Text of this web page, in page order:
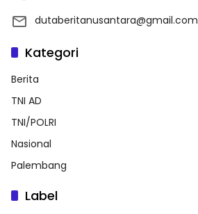
dutaberitanusantara@gmail.com
Kategori
Berita
TNI AD
TNI/POLRI
Nasional
Palembang
Label